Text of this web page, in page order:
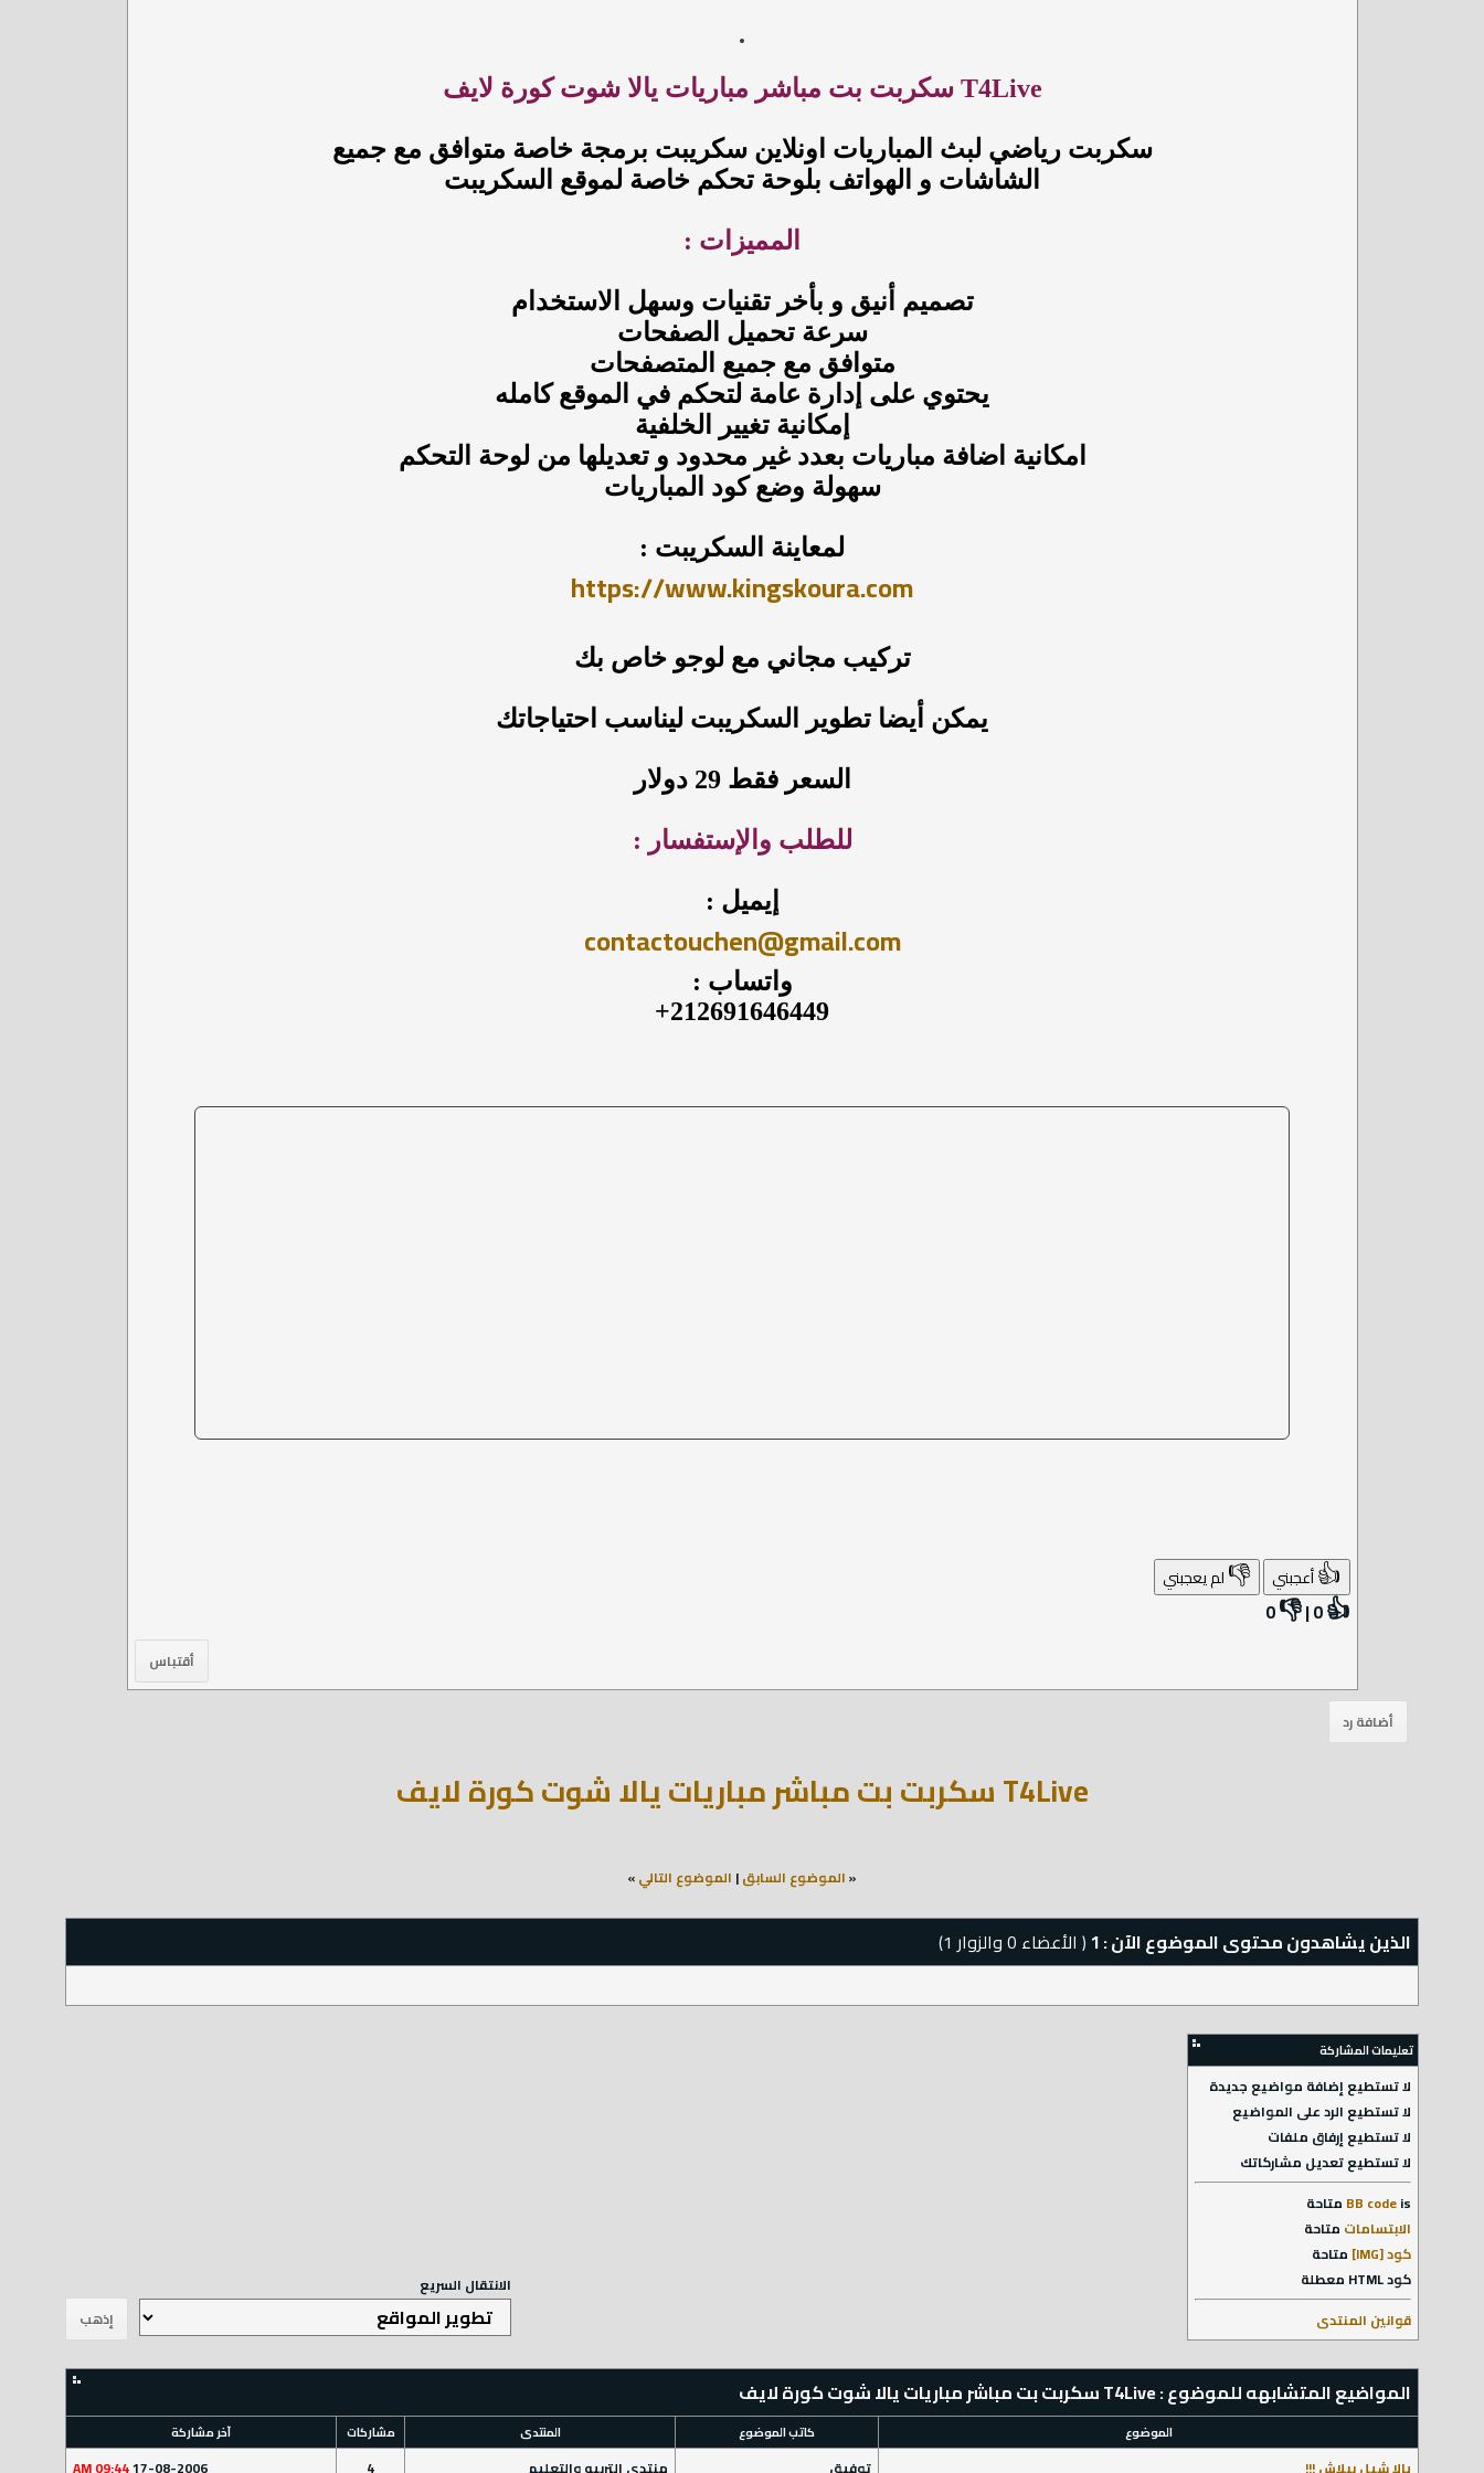
T4Live سكربت بت مباشر مباريات يالا شوت كورة لايف
سكربت رياضي لبث المباريات اونلاين سكريبت برمجة خاصة متوافق مع جميع
الشاشات و الهواتف بلوحة تحكم خاصة لموقع السكريبت
المميزات :
تصميم أنيق و بأخر تقنيات وسهل الاستخدام
سرعة تحميل الصفحات
متوافق مع جميع المتصفحات
يحتوي على إدارة عامة لتحكم في الموقع كامله
إمكانية تغيير الخلفية
امكانية اضافة مباريات بعدد غير محدود و تعديلها من لوحة التحكم
سهولة وضع كود المباريات
لمعاينة السكريبت :
https://www.kingskoura.com
تركيب مجاني مع لوجو خاص بك
يمكن أيضا تطوير السكريبت ليناسب احتياجاتك
السعر فقط 29 دولار
للطلب والإستفسار :
إيميل :
contactouchen@gmail.com
واتساب :
212691646449+
👍أعجبني 👎لم يعجبني
👍
0
|
👎
0
T4Live سكربت بت مباشر مباريات يالا شوت كورة لايف
«الموضوع السابق| الموضوع التالي»
الذين يشاهدون محتوى الموضوع الآن : 1 ( الأعضاء 0 والزوار 1)
تعليمات المشاركة
لا تستطيع إضافة مواضيع جديدة
لا تستطيع الرد على المواضيع
لا تستطيع إرفاق ملفات
لا تستطيعتعديل مشاركاتك
BB codeis
متاحة
الابتسامات متاحة
كود [IMG]
متاحة
كود HTML
معطلة
قوانين المنتدى
الانتقال السريع
المواضيع المتشابهه للموضوع : T4Live سكربت بت مباشر مباريات يالا شوت كورة لايف
الموضوع كاتب الموضوع المنتدى مشاركات آخر مشاركة